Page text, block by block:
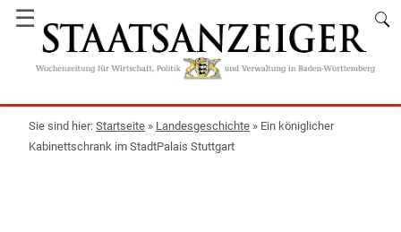
☰
Startseite » Landesgeschichte » Ein königlicher
Kabinettschrank im StadtPalais Stuttgart